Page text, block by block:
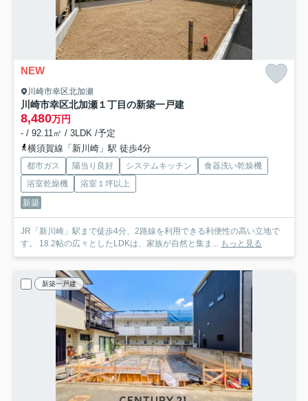
NEW
川崎市幸区北加瀬
川崎市幸区北加瀬１丁目の新築一戸建
8,480万円
- / 92.11㎡ / 3LDK /予定
横須賀線「新川崎」駅 徒歩4分
都市ガス 陽当り良好 システムキッチン
食器洗い乾燥機
浴室乾燥機
浴室１坪以上
新築
JR「新川崎」駅まで徒歩4分、2路線を利用できる利便性の高い立地で
す。 18.2帖の広々としたLDKは、家族が自然と集ま... もっと見る
新築一戸建